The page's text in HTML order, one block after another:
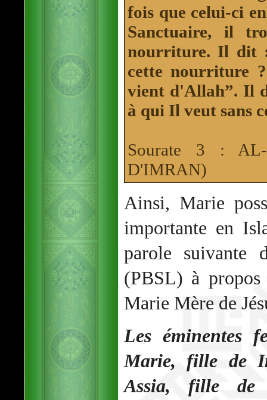
fois que celui-ci
Sanctuaire, il
nourriture. Il dit
cette nourriture
vient d'Allah”. Il
à qui Il veut sans
Sourate 3 :
D'IMRAN)
Ainsi, Marie
importante en
parole suivante
(PBSL) à
Marie Mère de
Les éminentes
Marie, fille de
Assia, fille de